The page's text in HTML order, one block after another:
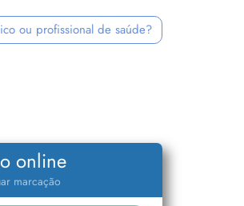
ou profissional de saúde?
online
marcação